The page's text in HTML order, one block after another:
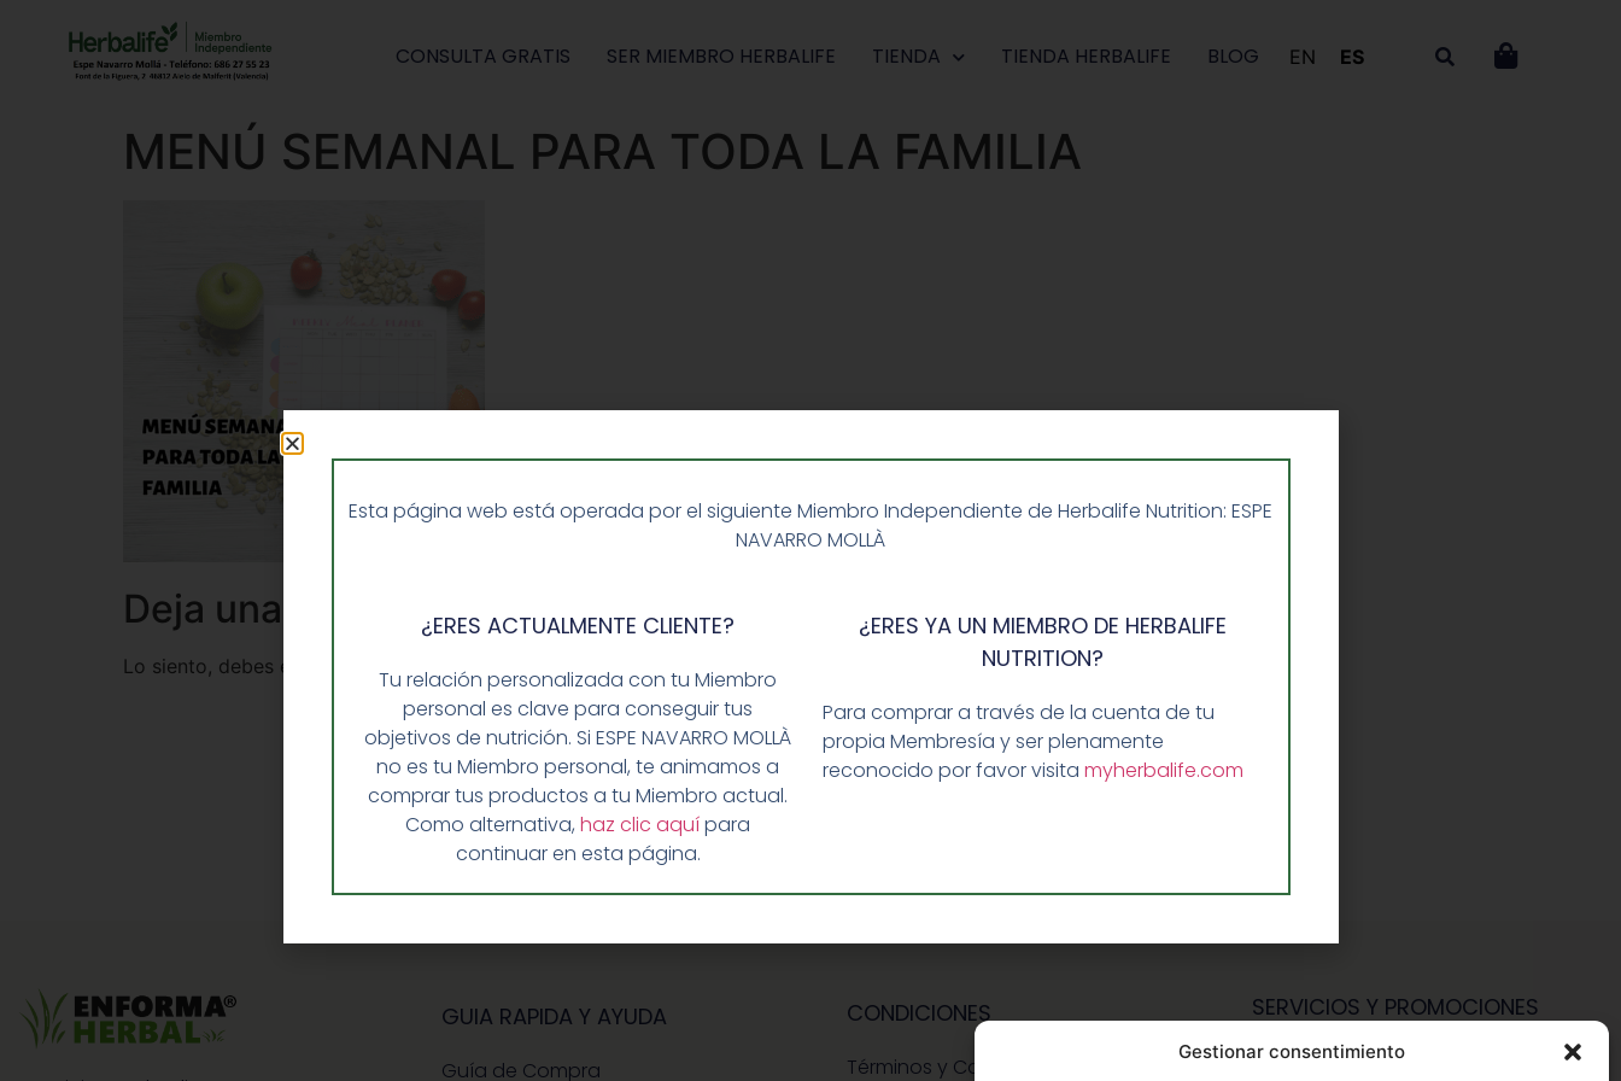
Gestionar consentimiento
CONSULTA GRATIS SER MIEMBRO HERBALIFE TIENDA TIENDA HERBALIFE BLOG EN ES
MENÚ SEMANAL PARA TODA LA FAMILIA
Deja una respuesta
Lo siento, debes estar conectado para publicar un comentario.
GUIA RAPIDA Y AYUDA
Guía de Compra
CONDICIONES
Términos y Condiciones
SERVICIOS Y PROMOCIONES
Hazte Miembro Herbalife
Esta página web está operada por el siguiente Miembro Independiente de Herbalife Nutrition: ESPE
NAVARRO MOLLÀ
¿ERES ACTUALMENTE CLIENTE?
Tu relación personalizada con tu Miembro
personal es clave para conseguir tus
objetivos de nutrición. Si ESPE NAVARRO MOLLÀ
no es tu Miembro personal, te animamos a
comprar tus productos a tu Miembro actual.
Como alternativa,haz clic aquípara
continuar en esta página.
¿ERES YA UN MIEMBRO DE HERBALIFE
NUTRITION?
Para comprar a través de la cuenta de tu
propia Membresía y ser plenamente
reconocido por favor visita myherbalife.com